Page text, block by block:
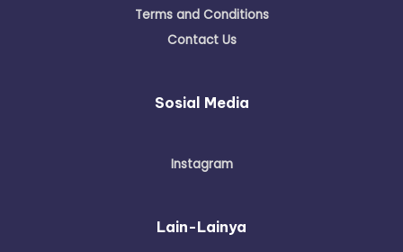
Terms and Conditions
Contact Us
Sosial Media
Instagram
Lain-Lainya